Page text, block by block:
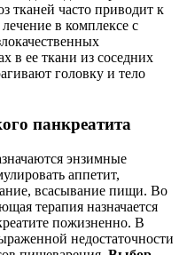
тканей часто приводит к
в комплексе с
в ее ткани из соседних
головку и тело
панкреатита
энзимные
аппетит,
всасывание пищи. Во
терапия назначается
пожизненно. В
недостаточности